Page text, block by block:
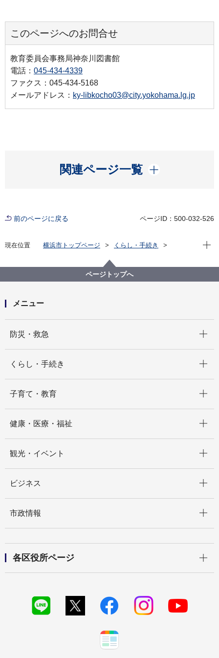
このページへのお問合せ
教育委員会事務局神奈川図書館
電話： 045-434-4339
ファクス：045-434-5168
メールアドレス： ky-libkocho03@city.yokohama.lg.jp
関連ページ一覧
開く
前のページに戻る ページID：500-032-526
現在位置 横浜市トップページ
くらし・手続き
神奈川区デジタルライブラリー
（４）中央南部エリア
中央卸売市場付近 幸ケ谷小学校旧校舎３
現在
ページトップへ
メニュー
防災・救急
くらし・手続き
子育て・教育
健康・医療・福祉
観光・イベント
ビジネス
市政情報
各区役所ページ